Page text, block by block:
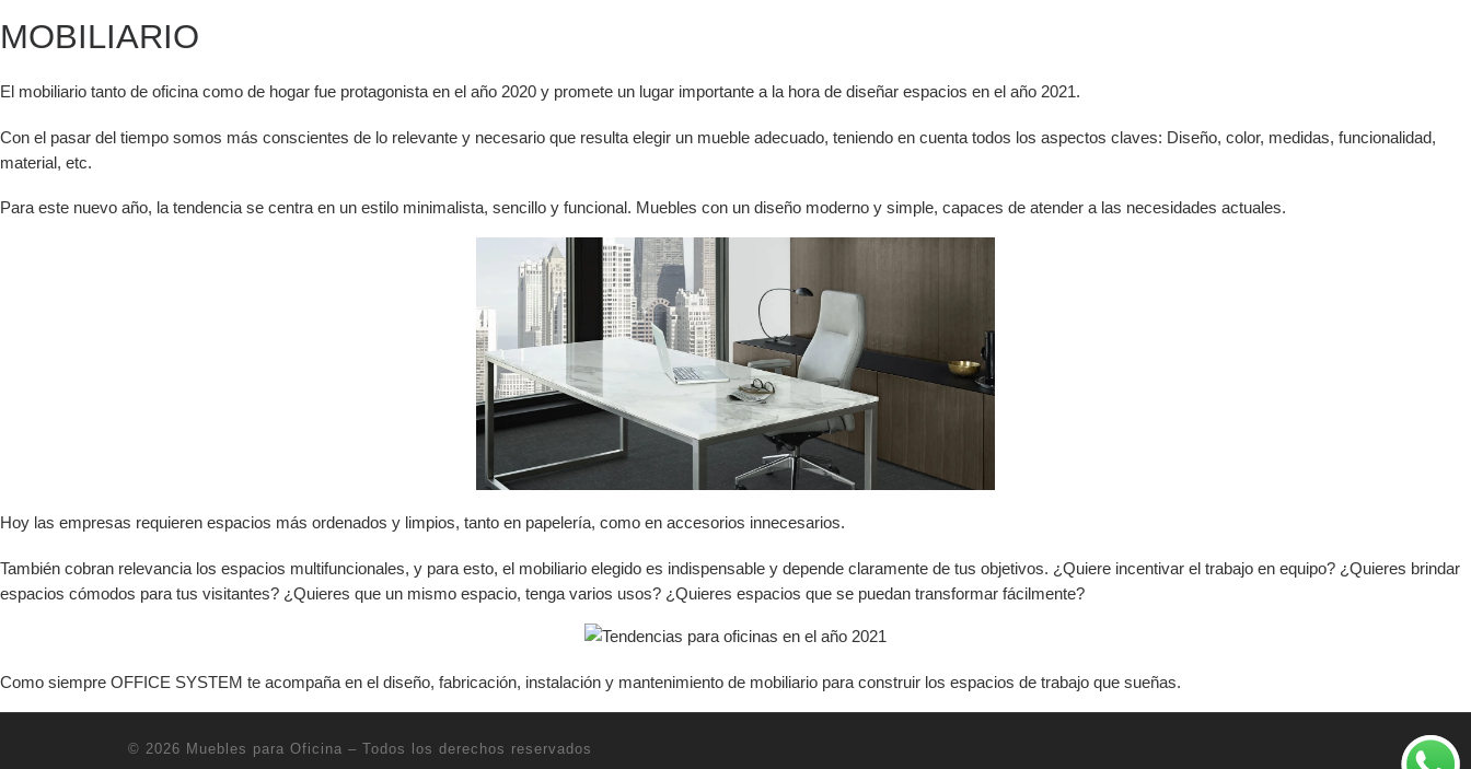
MOBILIARIO
El mobiliario tanto de oficina como de hogar fue protagonista en el año 2020 y promete un lugar importante a la hora de diseñar espacios en el año 2021.
Con el pasar del tiempo somos más conscientes de lo relevante y necesario que resulta elegir un mueble adecuado, teniendo en cuenta todos los aspectos claves: Diseño, color, medidas, funcionalidad,
material, etc.
Para este nuevo año, la tendencia se centra en un estilo minimalista, sencillo y funcional. Muebles con un diseño moderno y simple, capaces de atender a las necesidades actuales.
Hoy las empresas requieren espacios más ordenados y limpios, tanto en papelería, como en accesorios innecesarios.
También cobran relevancia los espacios multifuncionales, y para esto, el mobiliario elegido es indispensable y depende claramente de tus objetivos. ¿Quiere incentivar el trabajo en equipo? ¿Quieres brindar
espacios cómodos para tus visitantes? ¿Quieres que un mismo espacio, tenga varios usos? ¿Quieres espacios que se puedan transformar fácilmente?
Como siempre OFFICE SYSTEM te acompaña en el diseño, fabricación, instalación y mantenimiento de mobiliario para construir los espacios de trabajo que sueñas.
© 2026 Muebles para Oficina – Todos los derechos reservados